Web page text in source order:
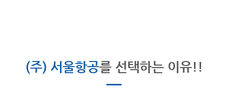
(주) 서울항공를 선택하는 이유!!